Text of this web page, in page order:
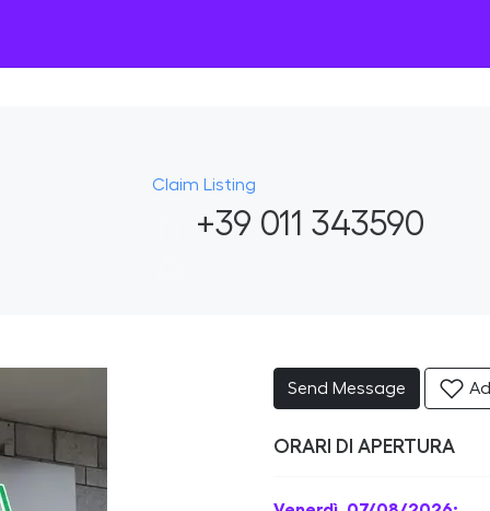
Claim Listing
+39 011 343590
Send Message
ORARI DI APERTURA